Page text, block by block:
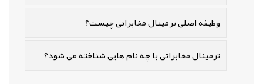
وظیفه اصلی ترمینال مخابراتی چیست؟
ترمینال مخابراتی با چه نام هایی شناخته می شود؟